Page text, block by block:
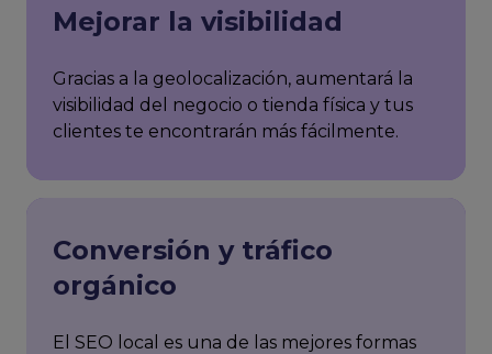
Mejorar la visibilidad
Gracias a la geolocalización, aumentará la
visibilidad del negocio o tienda física y tus
clientes te encontrarán más fácilmente.
Conversión y tráfico
orgánico
El SEO local es una de las mejores formas